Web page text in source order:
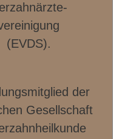
(EVDS).
der
Gesellschaft